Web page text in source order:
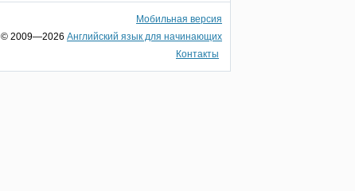
Мобильная версия
© 2009—2026 Английский язык для начинающих
Контакты